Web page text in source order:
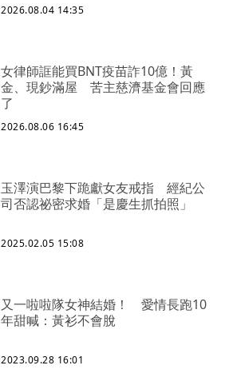
2026.08.04 14:35
女律師誆能買BNT疫苗詐10億！黃
金、現鈔滿屋 苦主慈濟基金會回應
了
2026.08.06 16:45
玉澤演巴黎下跪獻女友戒指 經紀公
司否認祕密求婚「是慶生抓拍照」
2025.02.05 15:08
又一啦啦隊女神結婚！ 愛情長跑10
年甜喊：黃衫不會脫
2023.09.28 16:01